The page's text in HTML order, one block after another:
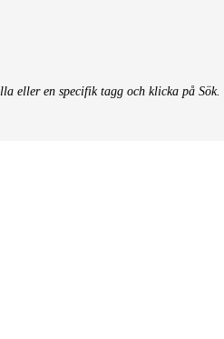
eller en specifik tagg och klicka på Sök.